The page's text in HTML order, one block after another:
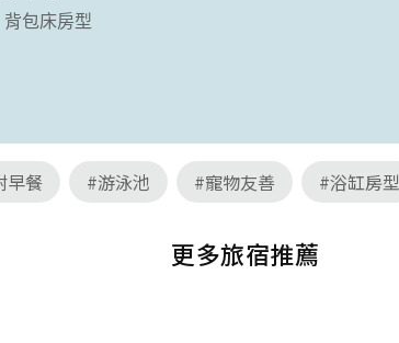
背包床房型
早餐 #游泳池 #寵物友善 #浴缸房型
更多旅宿推薦